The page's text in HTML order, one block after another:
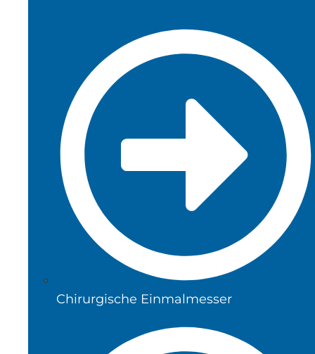
Chirurgische Einmalmesser